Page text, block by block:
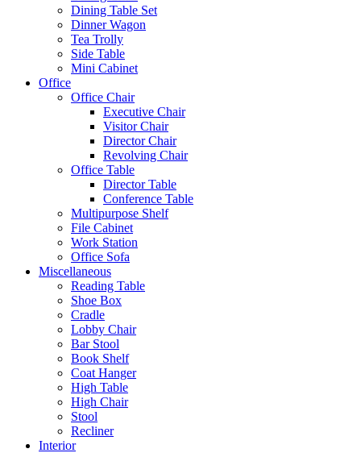
Dining Table Set
Dinner Wagon
Tea Trolly
Side Table
Mini Cabinet
Office
Office Chair
Executive Chair
Visitor Chair
Director Chair
Revolving Chair
Office Table
Director Table
Conference Table
Multipurpose Shelf
File Cabinet
Work Station
Office Sofa
Miscellaneous
Reading Table
Shoe Box
Cradle
Lobby Chair
Bar Stool
Book Shelf
Coat Hanger
High Table
High Chair
Stool
Recliner
Interior